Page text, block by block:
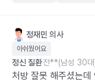
정재민 의사
아쉬웠어요
정신 질환전**(남성 30대
처방 잘못 해주셨는데